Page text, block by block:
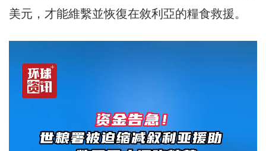
美元，才能維繫並恢復在敘利亞的糧食救援。